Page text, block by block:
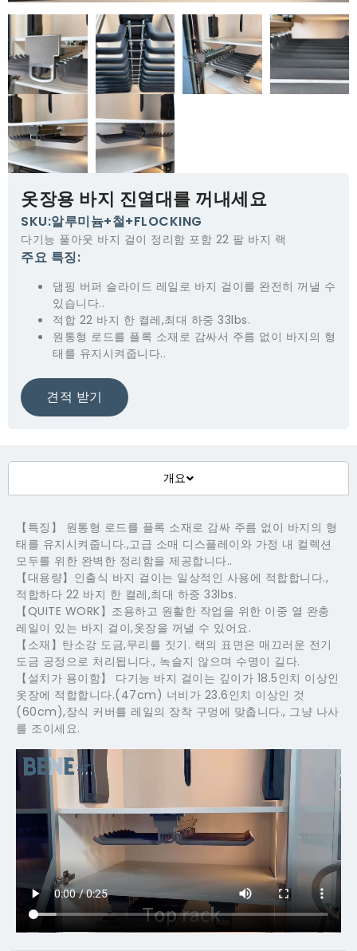
옷장용 바지 진열대를 꺼내세요
SKU:알루미늄+철+FLOCKING
다기능 풀아웃 바지 걸이 정리함 포함 22 팔 바지 랙
주요 특징:
댐핑 버퍼 슬라이드 레일로 바지 걸이를 완전히 꺼낼 수
있습니다..
적합 22 바지 한 켤레,최대 하중 33lbs.
원통형 로드를 플록 소재로 감싸서 주름 없이 바지의 형
태를 유지시켜줍니다..
견적 받기
개요
【특징】 원통형 로드를 플록 소재로 감싸 주름 없이 바지의 형
태를 유지시켜줍니다.,고급 소매 디스플레이와 가정 내 컬렉션
모두를 위한 완벽한 정리함을 제공합니다..
【대용량】인출식 바지 걸이는 일상적인 사용에 적합합니다.,
적합하다 22 바지 한 켤레,최대 하중 33lbs.
【QUITE WORK】조용하고 원활한 작업을 위한 이중 열 완충
레일이 있는 바지 걸이,옷장을 꺼낼 수 있어요.
【소재】탄소강 도금,무리를 짓기. 랙의 표면은 매끄러운 전기
도금 공정으로 처리됩니다., 녹슬지 않으며 수명이 길다.
【설치가 용이함】 다기능 바지 걸이는 깊이가 18.5인치 이상인
옷장에 적합합니다.(47cm) 너비가 23.6인치 이상인 것
(60cm),장식 커버를 레일의 장착 구멍에 맞춥니다., 그냥 나사
를 조이세요.